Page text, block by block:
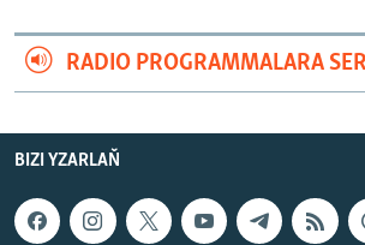
RADIO PROGRAMMALARA
BIZI YZARLAŇ